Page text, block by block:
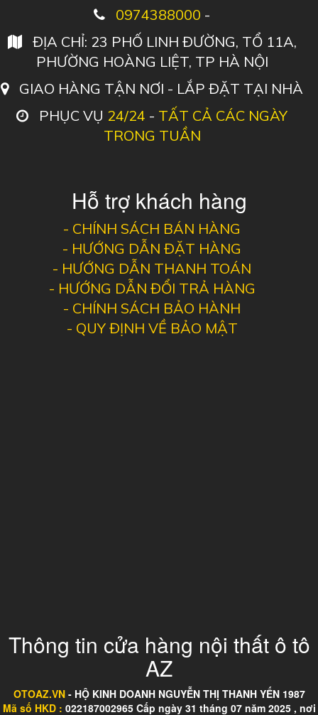
0974388000 -
ĐỊA CHỈ: 23 PHỐ LINH ĐƯỜNG, TỔ 11A,
PHƯỜNG HOÀNG LIỆT, TP HÀ NỘI
GIAO HÀNG TẬN NƠI - LẮP ĐẶT TẠI NHÀ
PHỤC VỤ 24/24 - TẤT CẢ CÁC NGÀY
TRONG TUẦN
Hỗ trợ khách hàng
- CHÍNH SÁCH BÁN HÀNG
- HƯỚNG DẪN ĐẶT HÀNG
- HƯỚNG DẪN THANH TOÁN
- HƯỚNG DẪN ĐỔI TRẢ HÀNG
- CHÍNH SÁCH BẢO HÀNH
- QUY ĐỊNH VỀ BẢO MẬT
Thông tin cửa hàng nội thất ô tô
AZ
OTOAZ.VN- HỘ KINH DOANH NGUYỄN THỊ THANH YẾN 1987
Mã số HKD : 022187002965 Cấp ngày 31 tháng 07 năm 2025 , nơi